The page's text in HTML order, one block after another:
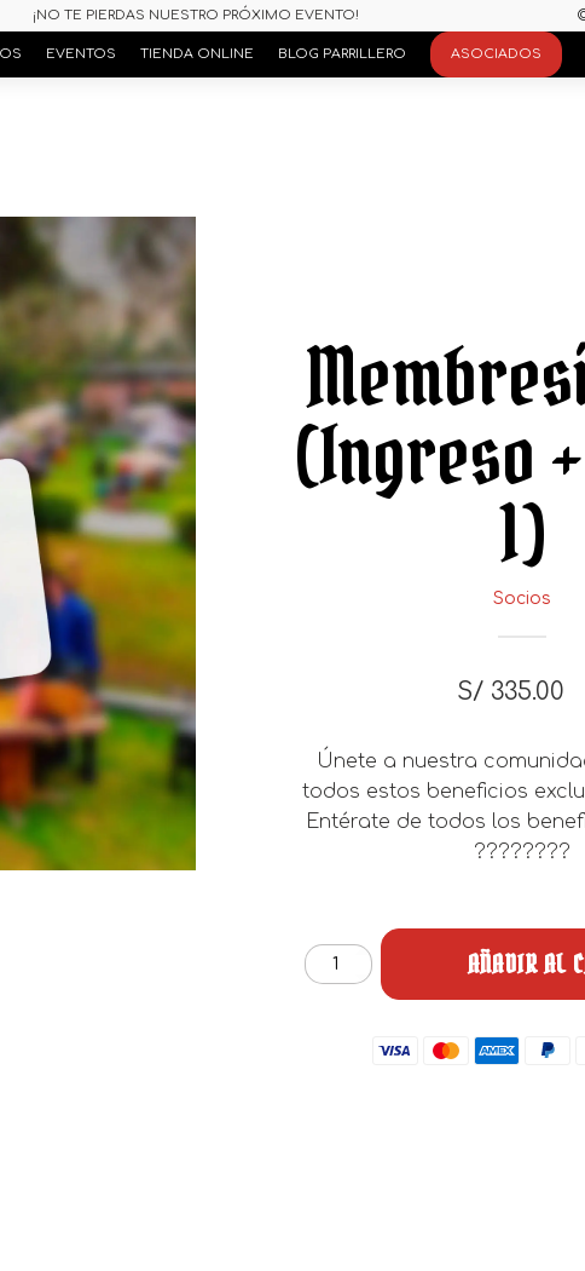
¡NO TE PIERDAS NUESTRO PRÓXIMO EVENTO!
EVENTOS TIENDA ONLINE BLOG PARRILLERO ASOCIADOS
(Ingreso
1)
Socios
S/335.00
Únete a nuestra
todos estos beneficios
Entérate de todos los
????????
Membresía
APP
AÑADIR AL